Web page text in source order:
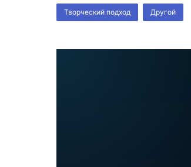
Творческий подход Другой